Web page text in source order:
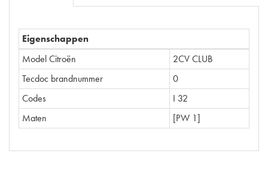
Eigenschappen
Model Citroën
2CV CLUB
Tecdoc brandnummer
0
Codes
I 32
Maten
[PW 1]